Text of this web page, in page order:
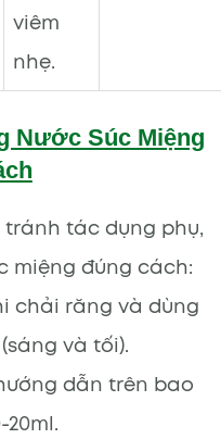
viêm
nhẹ.
Nước Súc Miệng
tác dụng phụ,
miệng đúng cách:
chải răng và dùng
và tối).
dẫn trên bao